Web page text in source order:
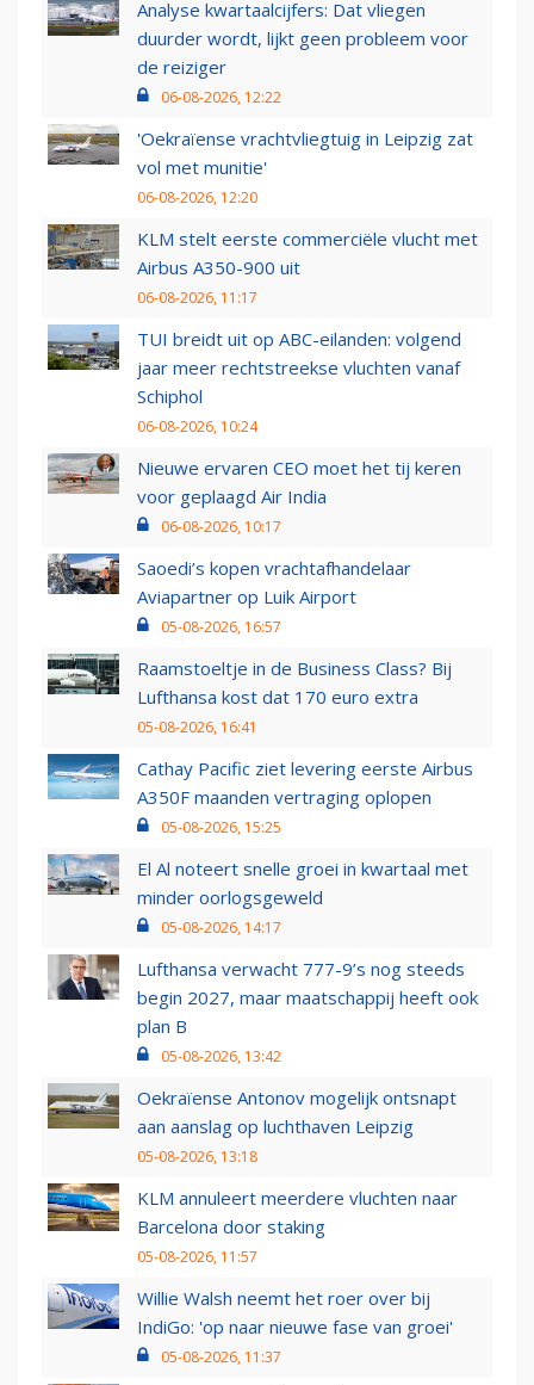
Analyse kwartaalcijfers: Dat vliegen
duurder wordt, lijkt geen probleem voor
de reiziger
06-08-2026, 12:22
'Oekraïense vrachtvliegtuig in Leipzig zat
vol met munitie'
06-08-2026, 12:20
KLM stelt eerste commerciële vlucht met
Airbus A350-900 uit
06-08-2026, 11:17
TUI breidt uit op ABC-eilanden: volgend
jaar meer rechtstreekse vluchten vanaf
Schiphol
06-08-2026, 10:24
Nieuwe ervaren CEO moet het tij keren
voor geplaagd Air India
06-08-2026, 10:17
Saoedi’s kopen vrachtafhandelaar
Aviapartner op Luik Airport
05-08-2026, 16:57
Raamstoeltje in de Business Class? Bij
Lufthansa kost dat 170 euro extra
05-08-2026, 16:41
Cathay Pacific ziet levering eerste Airbus
A350F maanden vertraging oplopen
05-08-2026, 15:25
El Al noteert snelle groei in kwartaal met
minder oorlogsgeweld
05-08-2026, 14:17
Lufthansa verwacht 777-9’s nog steeds
begin 2027, maar maatschappij heeft ook
plan B
05-08-2026, 13:42
Oekraïense Antonov mogelijk ontsnapt
aan aanslag op luchthaven Leipzig
05-08-2026, 13:18
KLM annuleert meerdere vluchten naar
Barcelona door staking
05-08-2026, 11:57
Willie Walsh neemt het roer over bij
IndiGo: 'op naar nieuwe fase van groei'
05-08-2026, 11:37